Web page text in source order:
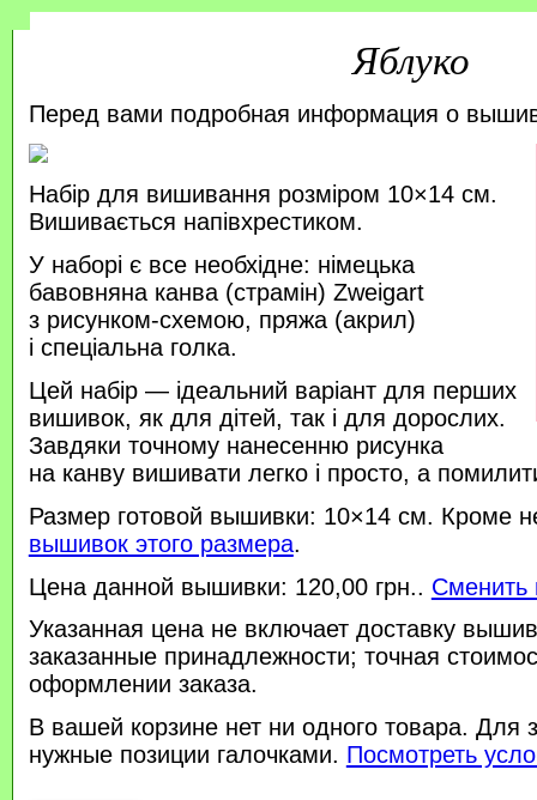
Яблуко
Перед вами подробная информация о
Набір для вишивання розміром 10×14 см.
Вишивається напівхрестиком.
У наборі є все необхідне: німецька
бавовняна канва (страмін) Zweigart
з рисунком-схемою, пряжа (акрил)
і спеціальна голка.
Цей набір — ідеальний варіант для перших
вишивок, як для дітей, так і для дорослих.
Завдяки точному нанесенню рисунка
на канву вишивати легко і просто, а
Размер готовой вышивки: 10×14 см. Кроме
вышивок этого размера.
Цена данной вышивки: 120,00 грн.. Сменить
Указанная цена не включает доставку
заказанные принадлежности; точная
оформлении заказа.
В вашей корзине нет ни одного товара. Для
нужные позиции галочками. Посмотреть